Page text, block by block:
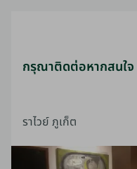
กรุณาติดต่อหากสนใจ
ราไวย์ ภูเก็ต